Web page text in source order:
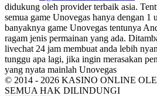
didukung oleh provider terbaik asia.
semua game Unovegas hanya dengan 1
banyaknya game Unovegas tentunya
ragam jenis permainan yang ada.
livechat 24 jam membuat anda lebih
tunggu apa lagi, jika ingin merasakan
yang nyata mainlah Unovegas
© 2014 - 2026 KASINO ONLINE
SEMUA HAK DILINDUNGI